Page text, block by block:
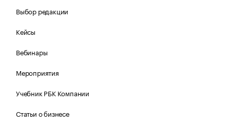
Выбор редакции
Кейсы
Вебинары
Мероприятия
Учебник РБК Компании
Статьи о бизнесе